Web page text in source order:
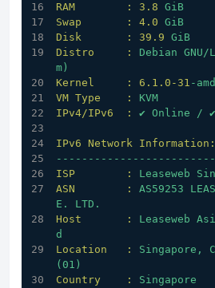
RAM        :
3.8 GiB
Swap       :
4.0 GiB
Disk       :
39.9 GiB
Distro     :
Debian
m)
Kernel     :
6.1 .0 -31 -
VM Type    :
KVM
IPv4/IPv6  :
✔ Online / ✔
IPv6 Network Information:
ISP        :
Leaseweb
ASN        :
AS59253
E.
LTD.
Host       :
Leaseweb
d
Location   :
Singapore,
(01)
Country    :
Singapore